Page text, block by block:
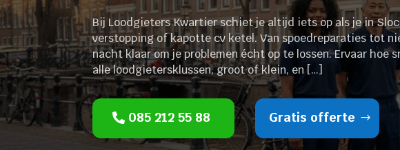
Bij Loodgieters Kwartier schiet je altijd iets op als je in
verstopping of kapotte cv ketel. Van spoedreparaties tot
nacht klaar om je problemen écht op te lossen. Ervaar hoe
alle loodgietersklussen, groot of klein, en […]
085 212 55 88 Gratis offerte